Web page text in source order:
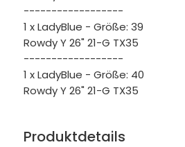
------------------
1 x LadyBlue - Größe: 39
Rowdy Y 26" 21-G TX35
------------------
1 x LadyBlue - Größe: 40
Rowdy Y 26" 21-G TX35
Produktdetails